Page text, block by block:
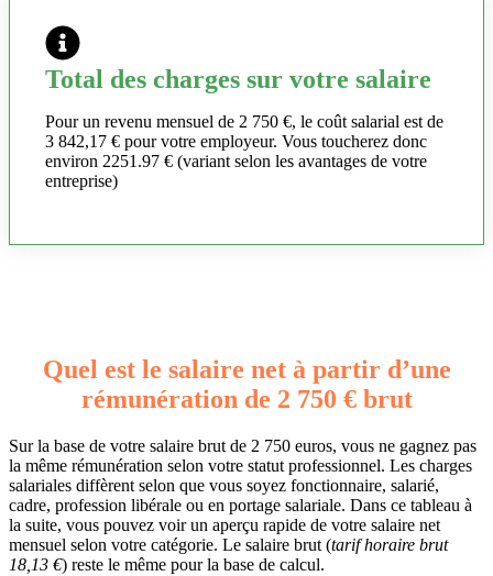
Total des charges sur votre salaire
Pour un revenu mensuel de 2 750 €, le coût salarial est de
3 842,17 € pour votre employeur. Vous toucherez donc
environ 2251.97 € (variant selon les avantages de votre
entreprise)
Quel est le salaire net à partir d’une
rémunération de 2 750 € brut
Sur la base de votre salaire brut de 2 750 euros, vous ne gagnez pas
la même rémunération selon votre statut professionnel. Les charges
salariales diffèrent selon que vous soyez fonctionnaire, salarié,
cadre, profession libérale ou en portage salariale. Dans ce tableau à
la suite, vous pouvez voir un aperçu rapide de votre salaire net
mensuel selon votre catégorie. Le salaire brut (tarif horaire brut
18,13 €) reste le même pour la base de calcul.